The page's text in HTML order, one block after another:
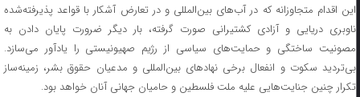
این اقدام متجاوزانه که در آب‌های بین‌المللی و در تعارض آشکار با قواعد پذیرفته‌شده
ناوبری دریایی و آزادی کشتیرانی صورت گرفته، بار دیگر ضرورت پایان دادن به
مصونیت ساختگی و حمایت‌های سیاسی از رژیم صهیونیستی را یادآور می‌سازد.
بی‌تردید سکوت و انفعال برخی نهادهای بین‌المللی و مدعیان حقوق بشر، زمینه‌ساز
تکرار چنین جنایت‌هایی علیه ملت فلسطین و حامیان جهانی آنان خواهد بود.